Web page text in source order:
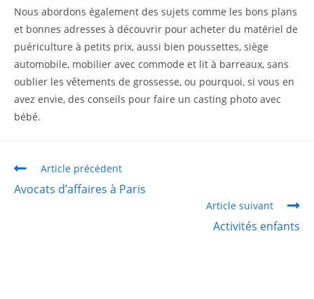
Nous abordons également des sujets comme les bons plans
et bonnes adresses à découvrir pour acheter du matériel de
puériculture à petits prix, aussi bien poussettes, siège
automobile, mobilier avec commode et lit à barreaux, sans
oublier les vêtements de grossesse, ou pourquoi, si vous en
avez envie, des conseils pour faire un casting photo avec
bébé.
Article précédent
Avocats d’affaires à Paris
Article suivant
Activités enfants